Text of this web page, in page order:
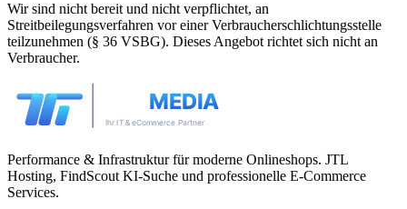
Wir sind nicht bereit und nicht verpflichtet, an
Streitbeilegungsverfahren vor einer Verbraucherschlichtungsstelle
teilzunehmen (§ 36 VSBG). Dieses Angebot richtet sich nicht an
Verbraucher.
Performance & Infrastruktur für moderne Onlineshops. JTL
Hosting, FindScout KI-Suche und professionelle E-Commerce
Services.